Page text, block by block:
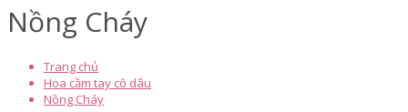
Nồng Cháy
Trang chủ
Hoa cầm tay cô dâu
Nồng Cháy